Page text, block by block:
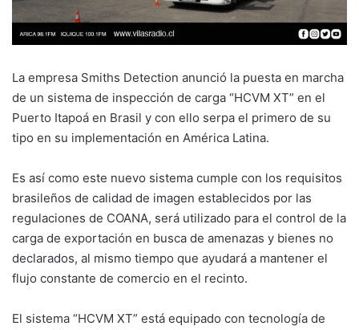
La empresa Smiths Detection anunció la puesta en marcha
de un sistema de inspección de carga “HCVM XT” en el
Puerto Itapoá en Brasil y con ello serpa el primero de su
tipo en su implementación en América Latina.
Es así como este nuevo sistema cumple con los requisitos
brasileños de calidad de imagen establecidos por las
regulaciones de COANA, será utilizado para el control de la
carga de exportación en busca de amenazas y bienes no
declarados, al mismo tiempo que ayudará a mantener el
flujo constante de comercio en el recinto.
El sistema “HCVM XT” está equipado con tecnología de